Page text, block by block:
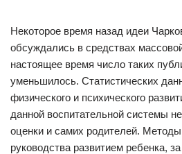
Некоторое время назад идеи
обсуждались в средствах
настоящее время число таких
уменьшилось. Статистических
физического и психического
данной воспитательной системы
оценки и самих родителей.
руководства развитием ребенка,